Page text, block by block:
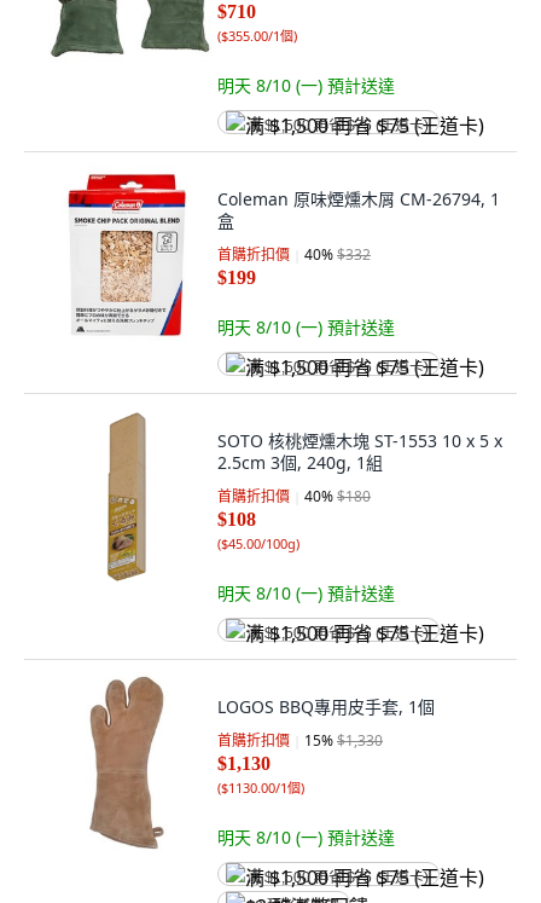
$710
($355.00/1個)
明天 8/10 (一) 預計送達
满 $1,500 再省 $75 (王道卡)
Coleman 原味煙燻木屑 CM-26794, 1
盒
首購折扣價 40%$332
$199
明天 8/10 (一) 預計送達
满 $1,500 再省 $75 (王道卡)
SOTO 核桃煙燻木塊 ST-1553 10 x 5 x
2.5cm 3個, 240g, 1組
首購折扣價 40%$180
$108
($45.00/100g)
明天 8/10 (一) 預計送達
满 $1,500 再省 $75 (王道卡)
LOGOS BBQ專用皮手套, 1個
首購折扣價 15%$1,330
$1,130
($1130.00/1個)
明天 8/10 (一) 預計送達
满 $1,500 再省 $75 (王道卡)